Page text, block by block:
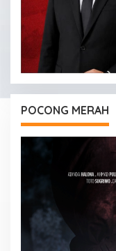
POCONG MERAH